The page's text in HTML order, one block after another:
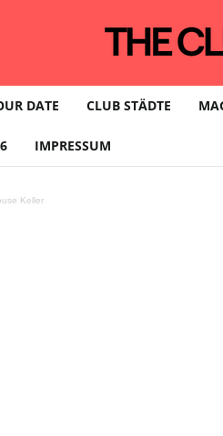
DATE CLUB STÄDTE
IMPRESSUM
Keller